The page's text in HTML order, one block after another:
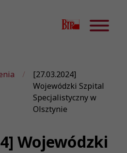
[27.03.2024]
Wojewódzki Szpital
Specjalistyczny w
Olsztynie
Wojewódzki